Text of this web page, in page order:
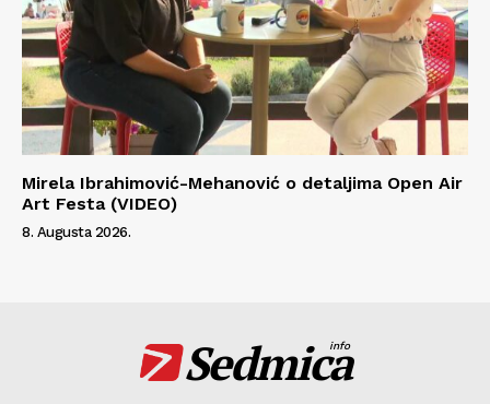
Mirela Ibrahimović-Mehanović o detaljima Open Air
Art Festa (VIDEO)
8. Augusta 2026.
Sedmica
info